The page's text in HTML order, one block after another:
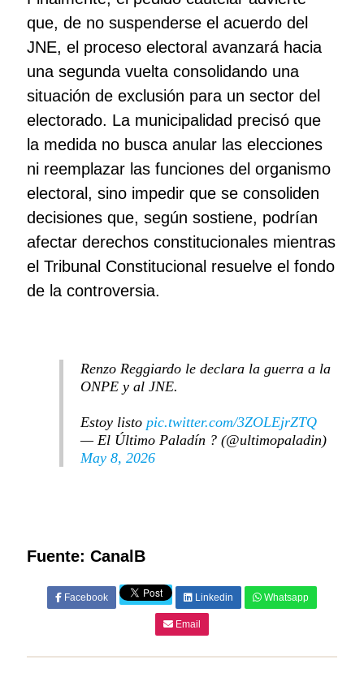
que, de no suspenderse el acuerdo del
JNE, el proceso electoral avanzará hacia
una segunda vuelta consolidando una
situación de exclusión para un sector del
electorado. La municipalidad precisó que
la medida no busca anular las elecciones
ni reemplazar las funciones del organismo
electoral, sino impedir que se consoliden
decisiones que, según sostiene, podrían
afectar derechos constitucionales mientras
el Tribunal Constitucional resuelve el fondo
de la controversia.
Renzo Reggiardo le declara la guerra a la
ONPE y al JNE.
Estoy listo pic.twitter.com/3ZOLEjrZTQ
— El Último Paladín ? (@ultimopaladin)
May 8, 2026
Fuente: CanalB
Facebook Linkedin Whatsapp
Email